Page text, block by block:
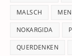
MALSCH
NOKARGIDA
QUERDENKEN